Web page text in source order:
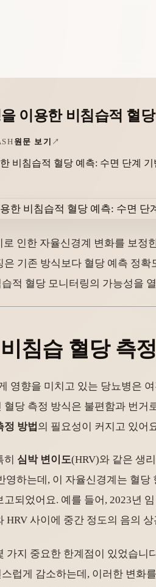
이용한 비침습적 혈
원문 보기
인한 자율신경계 변화를 보
기존 방식보다 혈당 예측 정
적 혈당 모니터링의 가능성을
침습 혈당 측
영향을 미치고 있는 당뇨병은
당 측정 방식은 불편함과 번
정 방법 의 필요성이 커지고 있어
심박 변이도(HRV)와 같은 생
영하는데, 이 자율신경계는 혈
되었어요. 예를 들어, 2023년
사이에 중간 정도의 음의
지 중요한 한계점이 있었습니
럽게 감소하는데, 이러한 변화